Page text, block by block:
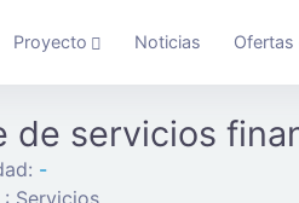
Proyecto Noticias Ofertas
de servicios
-
Servicios